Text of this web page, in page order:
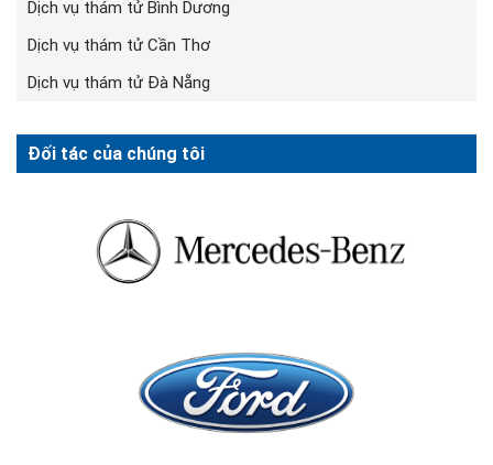
Dịch vụ thám tử Bình Dương
Dịch vụ thám tử Cần Thơ
Dịch vụ thám tử Đà Nẵng
Đối tác của chúng tôi